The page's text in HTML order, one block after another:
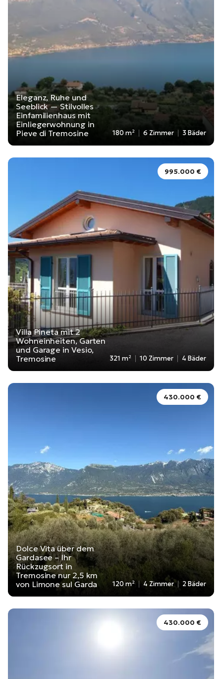
Eleganz, Ruhe und
Seeblick — Stilvolles
Einfamilienhaus mit
Einliegerwohnung in
Pieve di Tremosine
180 m² 6 Zimmer 3 Bäder
995.000 €
Villa Pineta mit 2
Wohneinheiten, Garten
und Garage in Vesio,
Tremosine
321 m² 10 Zimmer 4 Bäder
430.000 €
Dolce Vita über dem
Gardasee – Ihr
Rückzugsort in
Tremosine nur 2,5 km
von Limone sul Garda
120 m² 4 Zimmer 2 Bäder
430.000 €